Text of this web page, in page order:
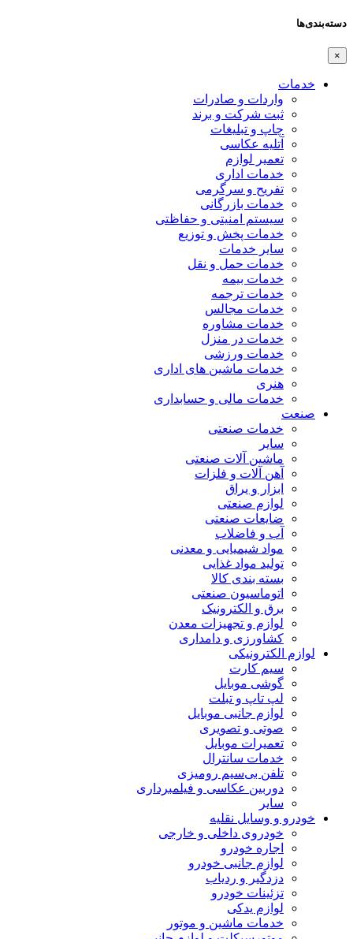
دسته‌بندی‌ها
×
خدمات
واردات و صادرات
ثبت شرکت و برند
چاپ و تبلیغات
آتلیه عکاسی
تعمیر لوازم
خدمات اداری
تفریح و سرگرمی
خدمات بازرگانی
سیستم امنیتی و حفاظتی
خدمات پخش و توزیع
سایر خدمات
خدمات حمل و نقل
خدمات بیمه
خدمات ترجمه
خدمات مجالس
خدمات مشاوره
خدمات در منزل
خدمات ورزشی
خدمات ماشین های اداری
هنری
خدمات مالی و حسابداری
صنعت
خدمات صنعتی
سایر
ماشین آلات صنعتی
آهن آلات و فلزات
ابزار و یراق
لوازم صنعتی
ضایعات صنعتی
آب و فاضلاب
مواد شیمیایی و معدنی
تولید مواد غذایی
بسته بندی کالا
اتوماسیون صنعتی
برق و الکترونیک
لوازم و تجهیزات معدن
کشاورزی و دامداری
لوازم الکترونیکی
سیم کارت
گوشی موبایل
لپ تاپ و تبلت
لوازم جانبی موبایل
صوتی و تصویری
تعمیرات موبایل
خدمات سانترال
تلفن بی‌سیم رومیزی
دوربین عکاسی و فیلمبرداری
سایر
خودرو و وسایل نقلیه
خودروی داخلی و خارجی
اجاره خودرو
لوازم جانبی خودرو
دزدگیر و ردیاب
تزئینات خودرو
لوازم یدکی
خدمات ماشین و موتور